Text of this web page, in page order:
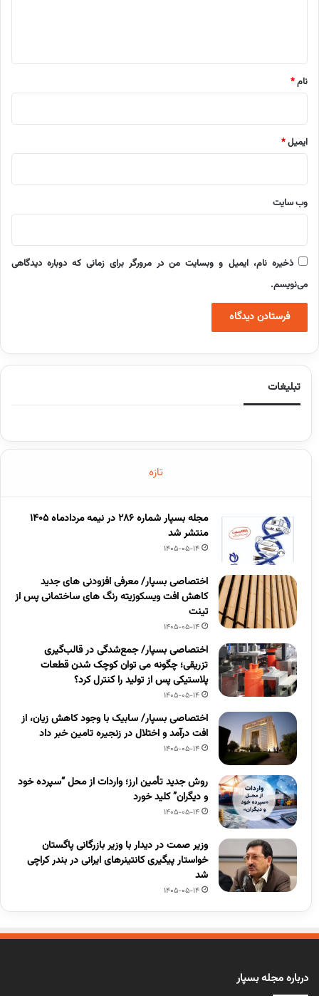
نام*
ایمیل*
وب‌ سایت
ذخیره نام، ایمیل و وبسایت من در مرورگر برای زمانی که دوباره دیدگاهی
می‌نویسم.
تبلیغات
تازه
مجله بسپار شماره 286 در نیمه مردادماه 1405
منتشر شد
1405-05-14
اختصاصی بسپار/ معرفی افزودنی های جدید
کاهش افت ویسکوزیته رنگ های ساختمانی پس از
تینت
1405-05-14
اختصاصی بسپار/ جمع‌شدگی در قالب‌گیری
تزریقی؛ چگونه می توان کوچک شدن قطعات
پلاستیکی پس از تولید را کنترل کرد؟
1405-05-14
اختصاصی بسپار/ سابیک با وجود کاهش زیان، از
افت درآمد و اختلال در زنجیره تامین خبر داد
1405-05-14
روش جدید تأمین ارز؛ واردات از محل “سپرده خود
و دیگران” کلید خورد
1405-05-14
وزیر صمت در دیدار با وزیر بازرگانی پاگستان
خواستار پیگیری کانتینرهای ایرانی در بندر کراچی
شد
1405-05-14
درباره مجله بسپار